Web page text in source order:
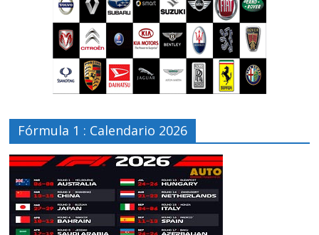
Fórmula 1 : Calendario 2026